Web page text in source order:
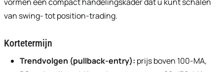
van swing- tot position-trading.
Kortetermijn
Trendvolgen (pullback-entry): prijs boven 100-MA,